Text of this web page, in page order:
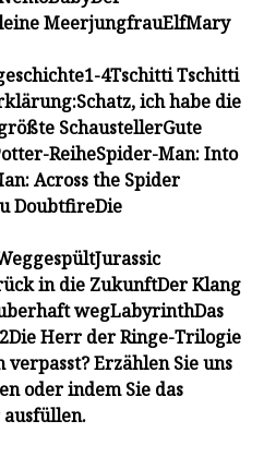
MeerjungfrauElfMary
1-4Tschitti Tschitti
Schatz, ich habe die
SchaustellerGute
ReiheSpider-Man: Into
Across the Spider
DoubtfireDie
Jurassic
in die ZukunftDer Klang
wegLabyrinthDas
Die Herr der Ringe-Trilogie
Erzählen Sie uns
oder indem Sie das